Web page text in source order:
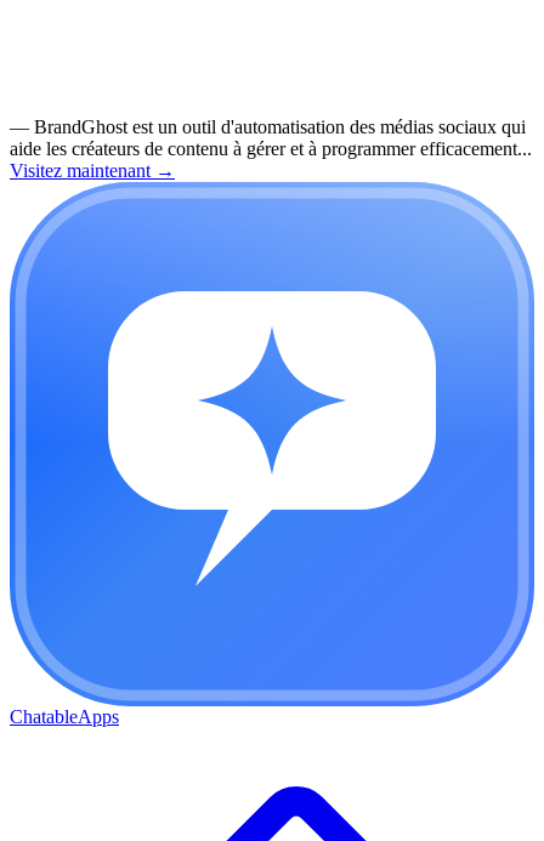
— BrandGhost est un outil d'automatisation des médias sociaux qui
aide les créateurs de contenu à gérer et à programmer efficacement...
Visitez maintenant →
ChatableApps